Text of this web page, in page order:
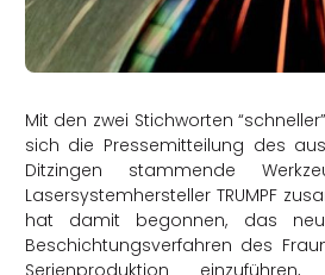
Mit den zwei Stichworten
sich die Pressemitteilung des
Ditzingen stammende
Lasersystemhersteller TRUMPF
hat damit begonnen, das neue
Beschichtungsverfahren des
Serienproduktion